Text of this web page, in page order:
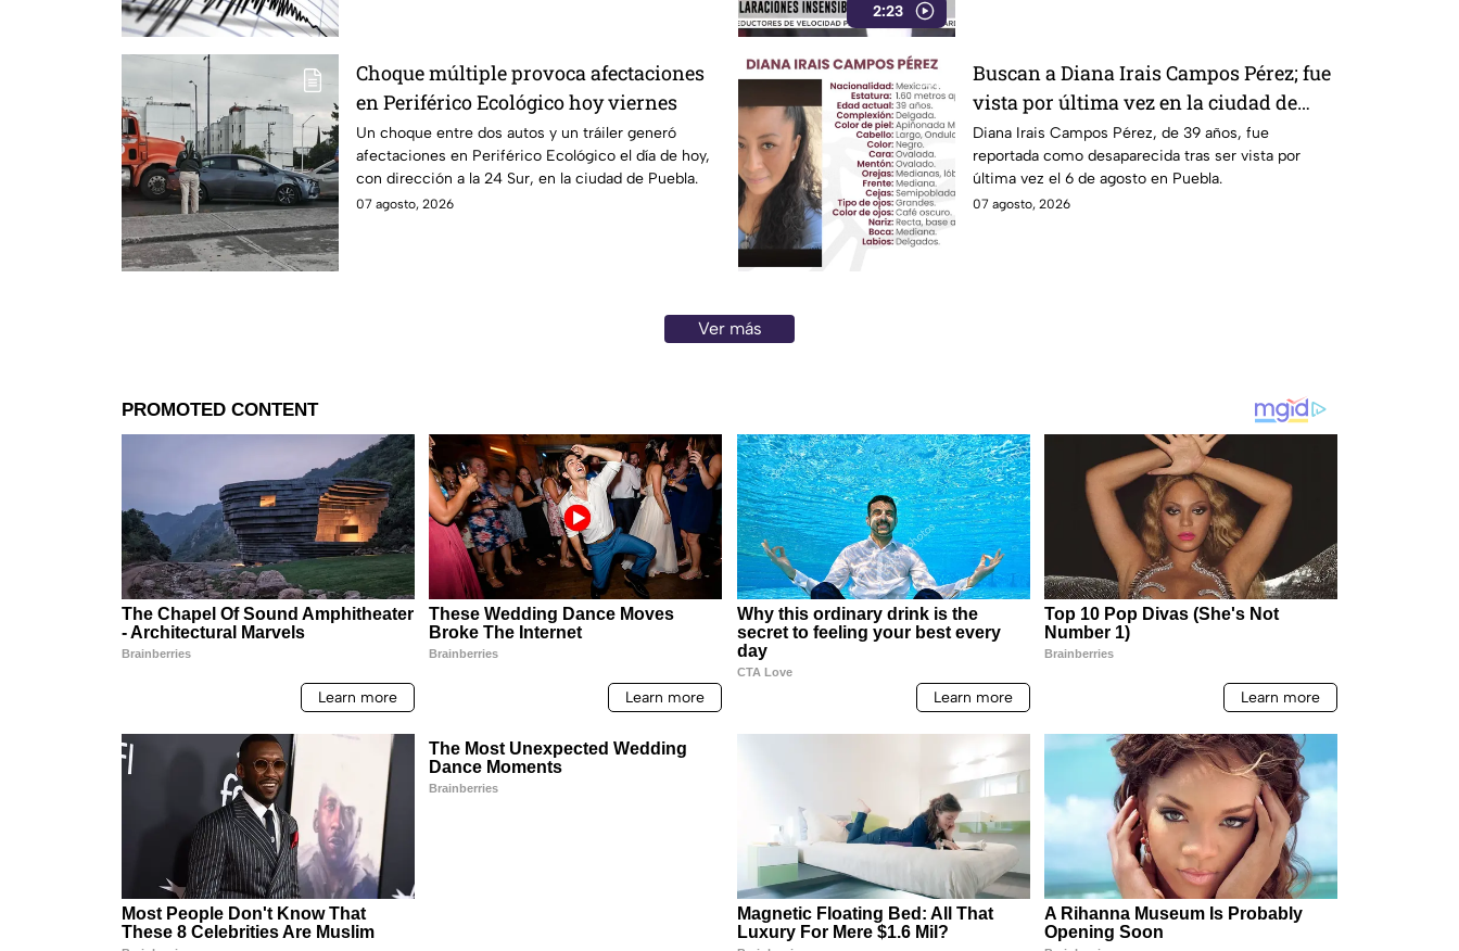
2:23
declaración genera indignación?
Choque múltiple provoca afectaciones
en Periférico Ecológico hoy viernes
Un choque entre dos autos y un tráiler generó
afectaciones en Periférico Ecológico el día de hoy,
con dirección a la 24 Sur, en la ciudad de Puebla.
07 agosto, 2026
Buscan a Diana Irais Campos Pérez; fue
vista por última vez en la ciudad de
Puebla
Diana Irais Campos Pérez, de 39 años, fue
reportada como desaparecida tras ser vista por
última vez el 6 de agosto en Puebla.
07 agosto, 2026
Ver más